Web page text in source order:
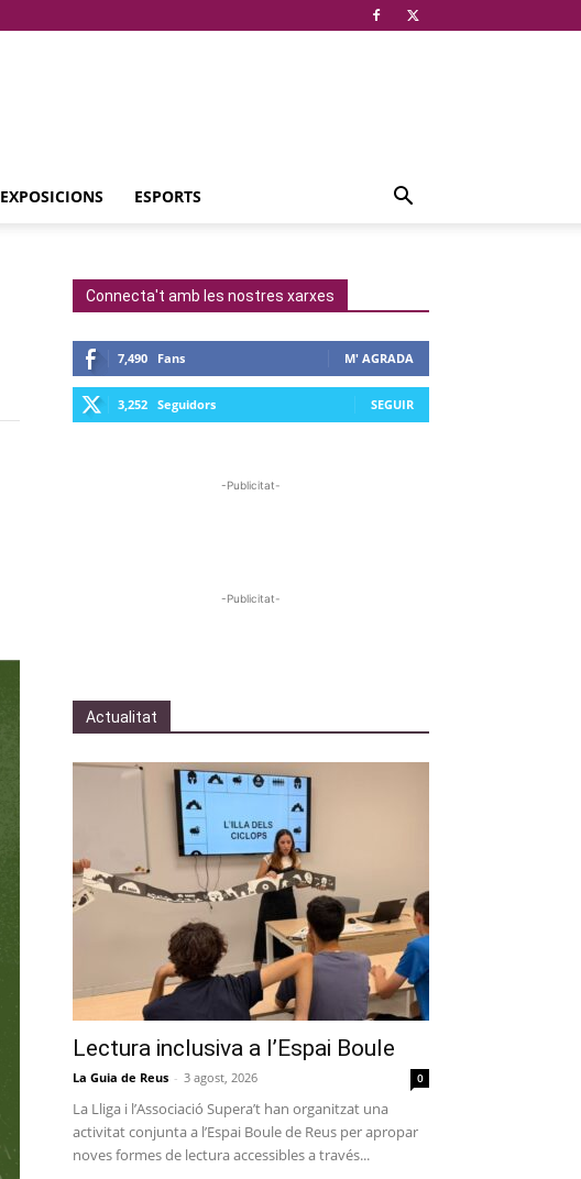
EXPOSICIONS ESPORTS
Connecta't amb les nostres xarxes
7,490 Fans M' AGRADA
3,252 Seguidors SEGUIR
-Publicitat-
-Publicitat-
Actualitat
Lectura inclusiva a l’Espai Boule
La Guia de Reus - 3 agost, 2026 0
La Lliga i l’Associació Supera’t han organitzat una
activitat conjunta a l’Espai Boule de Reus per apropar
noves formes de lectura accessibles a través...